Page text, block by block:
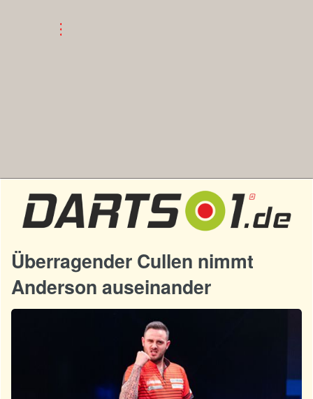
Überragender Cullen nimmt
Anderson auseinander